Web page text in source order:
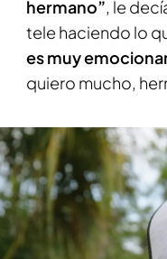
hermano”, le
tele haciendo lo
es muy
quiero mucho,